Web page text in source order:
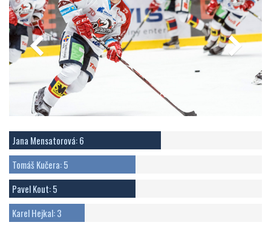
Jana Mensatorová: 6
Tomáš Kučera: 5
Pavel Kout: 5
Karel Hejkal: 3